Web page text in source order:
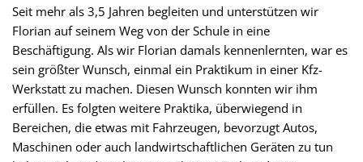
Seit mehr als 3,5 Jahren begleiten und unterstützen wir
Florian auf seinem Weg von der Schule in eine
Beschäftigung. Als wir Florian damals kennenlernten, war es
sein größter Wunsch, einmal ein Praktikum in einer Kfz-
Werkstatt zu machen. Diesen Wunsch konnten wir ihm
erfüllen. Es folgten weitere Praktika, überwiegend in
Bereichen, die etwas mit Fahrzeugen, bevorzugt Autos,
Maschinen oder auch landwirtschaftlichen Geräten zu tun